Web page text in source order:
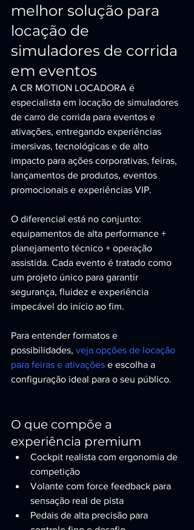
melhor solução para
locação de
simuladores de corrida
em eventos
A CR MOTION LOCADORA é
especialista em locação de simuladores
de carro de corrida para eventos e
ativações, entregando experiências
imersivas, tecnológicas e de alto
impacto para ações corporativas, feiras,
lançamentos de produtos, eventos
promocionais e experiências VIP.
O diferencial está no conjunto:
equipamentos de alta performance +
planejamento técnico + operação
assistida. Cada evento é tratado como
um projeto único para garantir
segurança, fluidez e experiência
impecável do início ao fim.
Para entender formatos e
possibilidades, veja opções de locação
para feiras e ativações e escolha a
configuração ideal para o seu público.
O que compõe a
experiência premium
Cockpit realista com ergonomia de
competição
Volante com force feedback para
sensação real de pista
Pedais de alta precisão para